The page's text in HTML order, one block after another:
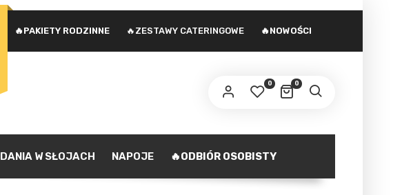
🔥PAKIETY RODZINNE 🔥ZESTAWY CATERINGOWE 🔥NOWOŚCI
0
0
Administratorem danych osobowych podanych w formularzu
związane opisane są na stroniepolityka prywatności.
DANIA W SŁOJACH NAPOJE 🔥ODBIÓR OSOBISTY